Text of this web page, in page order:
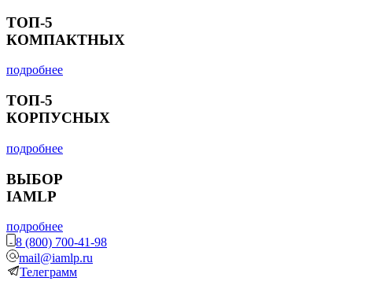
ТОП-5
КОМПАКТНЫХ
подробнее
ТОП-5
КОРПУСНЫХ
подробнее
ВЫБОР
IAMLP
подробнее
8 (800) 700-41-98
mail@iamlp.ru
Телеграмм